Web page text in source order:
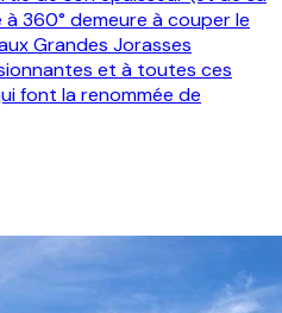
360° demeure à couper le
Grandes Jorasses
et à toutes ces
font la renommée de